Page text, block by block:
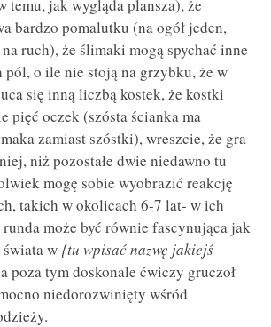
temu, jak wygląda plansza), że
bardzo pomalutku (na ogół jeden,
ruch), że ślimaki mogą spychać inne
pól, o ile nie stoją na grzybku, że w
się inną liczbą kostek, że kostki
pięć oczek (szósta ścianka ma
zamiast szóstki), wreszcie, że gra
niż pozostałe dwie niedawno tu
mogę sobie wyobrazić reakcję
takich w okolicach 6-7 lat- w ich
może być równie fascynująca jak
w {tu wpisać nazwę jakiejś
poza tym doskonale ćwiczy gruczoł
niedorozwinięty wśród